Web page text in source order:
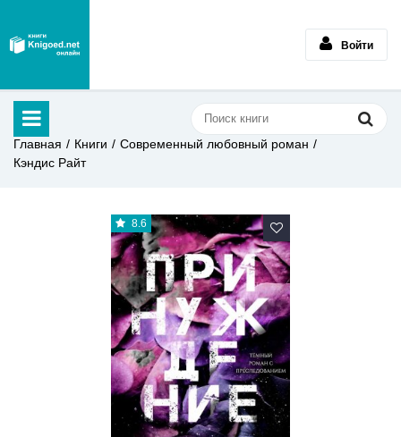
Войти
Главная Книги
Современный любовный роман
Кэндис Райт
8.6